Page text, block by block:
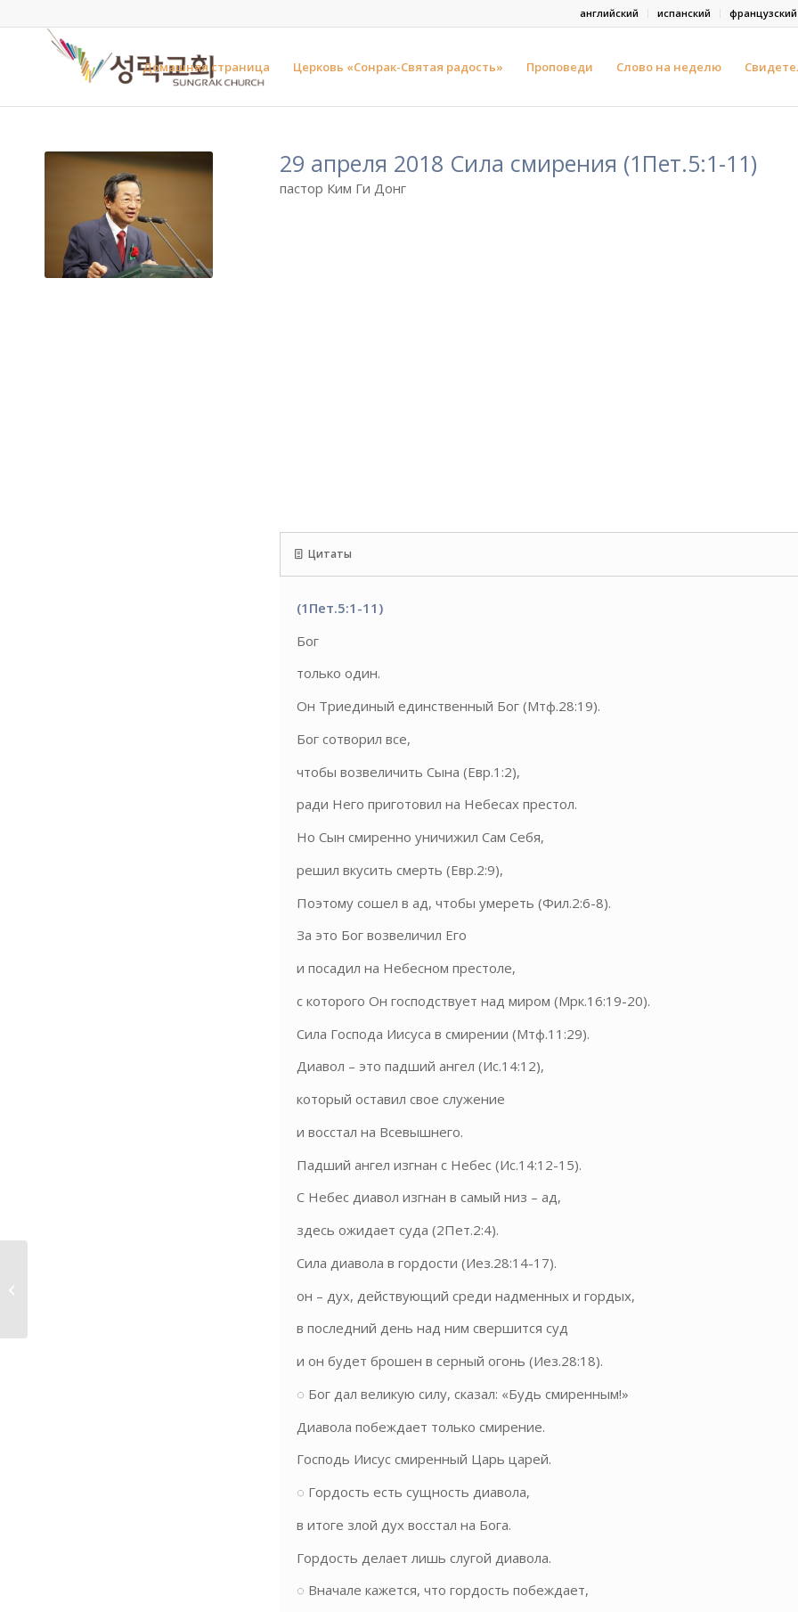
английский испанский французский
Домашняя страница Церковь «Сонрак-Святая радость» Проповеди Слово на неделю
29 апреля 2018 Сила смирения (1Пет.5:1-11)
пастор Ким Ги Донг
Цитаты
(1Пет.5:1-11)
Бог
только один.
Он Триединый единственный Бог (Мтф.28:19).
Бог сотворил все,
чтобы возвеличить Сына (Евр.1:2),
ради Него приготовил на Небесах престол.
Но Сын смиренно уничижил Сам Себя,
решил вкусить смерть (Евр.2:9),
Поэтому сошел в ад, чтобы умереть (Фил.2:6-8).
За это Бог возвеличил Его
и посадил на Небесном престоле,
с которого Он господствует над миром (Мрк.16:19-20).
Сила Господа Иисуса в смирении (Мтф.11:29).
Диавол – это падший ангел (Ис.14:12),
который оставил свое служение
и восстал на Всевышнего.
Падший ангел изгнан с Небес (Ис.14:12-15).
С Небес диавол изгнан в самый низ – ад,
здесь ожидает суда (2Пет.2:4).
Сила диавола в гордости (Иез.28:14-17).
он – дух, действующий среди надменных и гордых,
в последний день над ним свершится суд
и он будет брошен в серный огонь (Иез.28:18).
◌ Бог дал великую силу, сказал: «Будь смиренным!»
Диавола побеждает только смирение.
Господь Иисус смиренный Царь царей.
◌ Гордость есть сущность диавола,
в итоге злой дух восстал на Бога.
Гордость делает лишь слугой диавола.
◌ Вначале кажется, что гордость побеждает,